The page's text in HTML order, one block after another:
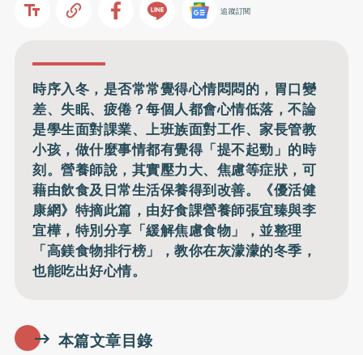
追蹤訂閱
時序入冬，是否常常覺得心情悶悶的，胃口變
差、失眠、疲倦？每個人都會心情低落，不論
是學生面對課業、上班族面對工作、家長管教
小孩，做什麼事情都有覺得「提不起勁」的時
刻。營養師說，其實壓力大、焦慮等症狀，可
藉由飲食及日常生活保養得到改善。《優活健
康網》特摘此篇，由好食課營養師張宜臻與李
宜樺，特別分享「緩解焦慮食物」，並整理
「高鎂食物排行榜」，教你在灰濛濛的冬季，
也能吃出好心情。
本篇文章目錄